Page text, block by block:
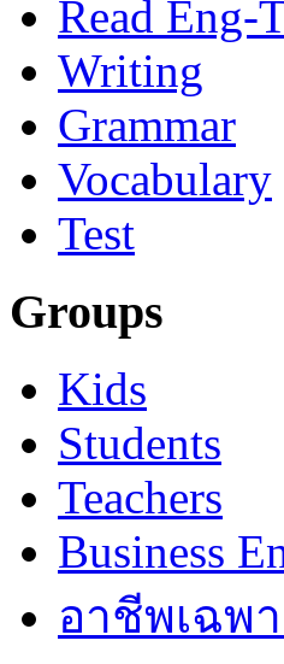
Read Eng-
Writing
Grammar
Vocabulary
Test
Groups
Kids
Students
Teachers
Business
อาชีพเฉพ